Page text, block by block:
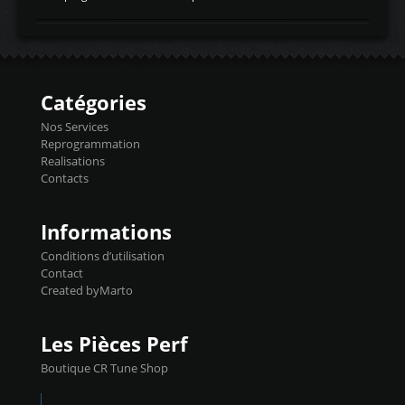
d'admissiontemp ex. pour atmo -30- 80°C
temperaturetemperature ldr moteurtemp
Injecteurs + Flashpro 1370€ TTC Le
précise et performante. Vous pourrez
basculer de la carto sans plomb à Ethanol à
l'aide du flashpro OPTION ECONOMIQUES
Reprog SP 98 sur le calculateur d'origine
450€ TTC Un gain d'environ 10cv et 15nm
Catégories
Nos Services
Reprogrammation
Realisations
Contacts
Informations
Conditions d’utilisation
Contact
Created byMarto
Les Pièces Perf
Boutique CR Tune Shop